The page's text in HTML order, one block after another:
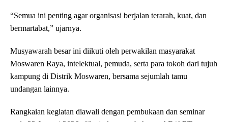
“Semua ini penting agar organisasi berjalan terarah, kuat, dan
bermartabat,” ujarnya.
Musyawarah besar ini diikuti oleh perwakilan masyarakat
Moswaren Raya, intelektual, pemuda, serta para tokoh dari tujuh
kampung di Distrik Moswaren, bersama sejumlah tamu
undangan lainnya.
Rangkaian kegiatan diawali dengan pembukaan dan seminar